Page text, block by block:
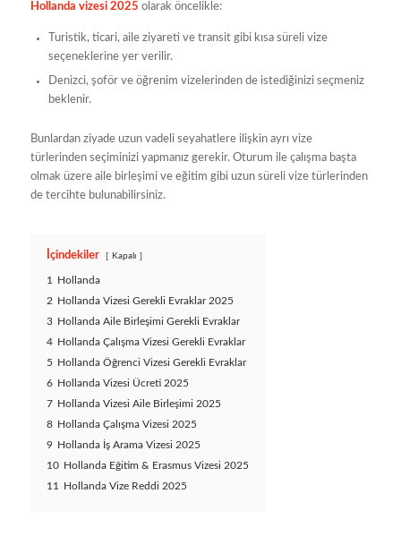
Hollanda vizesi 2025 olarak öncelikle:
Turistik, ticari, aile ziyareti ve transit gibi kısa süreli vize
seçeneklerine yer verilir.
Denizci, şoför ve öğrenim vizelerinden de istediğinizi seçmeniz
beklenir.
Bunlardan ziyade uzun vadeli seyahatlere ilişkin ayrı vize
türlerinden seçiminizi yapmanız gerekir. Oturum ile çalışma başta
olmak üzere aile birleşimi ve eğitim gibi uzun süreli vize türlerinden
de tercihte bulunabilirsiniz.
İçindekiler Kapalı
1 Hollanda
2 Hollanda Vizesi Gerekli Evraklar 2025
3 Hollanda Aile Birleşimi Gerekli Evraklar
4 Hollanda Çalışma Vizesi Gerekli Evraklar
5 Hollanda Öğrenci Vizesi Gerekli Evraklar
6 Hollanda Vizesi Ücreti 2025
7 Hollanda Vizesi Aile Birleşimi 2025
8 Hollanda Çalışma Vizesi 2025
9 Hollanda İş Arama Vizesi 2025
10 Hollanda Eğitim & Erasmus Vizesi 2025
11 Hollanda Vize Reddi 2025